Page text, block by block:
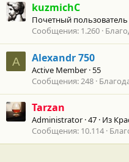
kuzmichC
Почетный
Сообщения 1.260
A Alexandr 750
Active Member ·55
Сообщения 248
Tarzan
Administrator ·47 · Из
Сообщения 10.114